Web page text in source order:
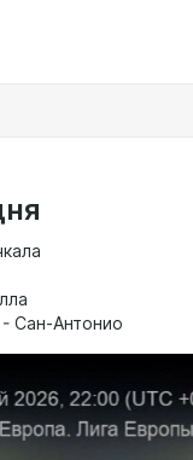
Сан-Антонио